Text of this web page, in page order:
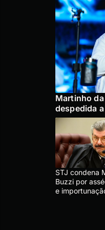
Martinho
despedida a
STJ condena
Buzzi por
e